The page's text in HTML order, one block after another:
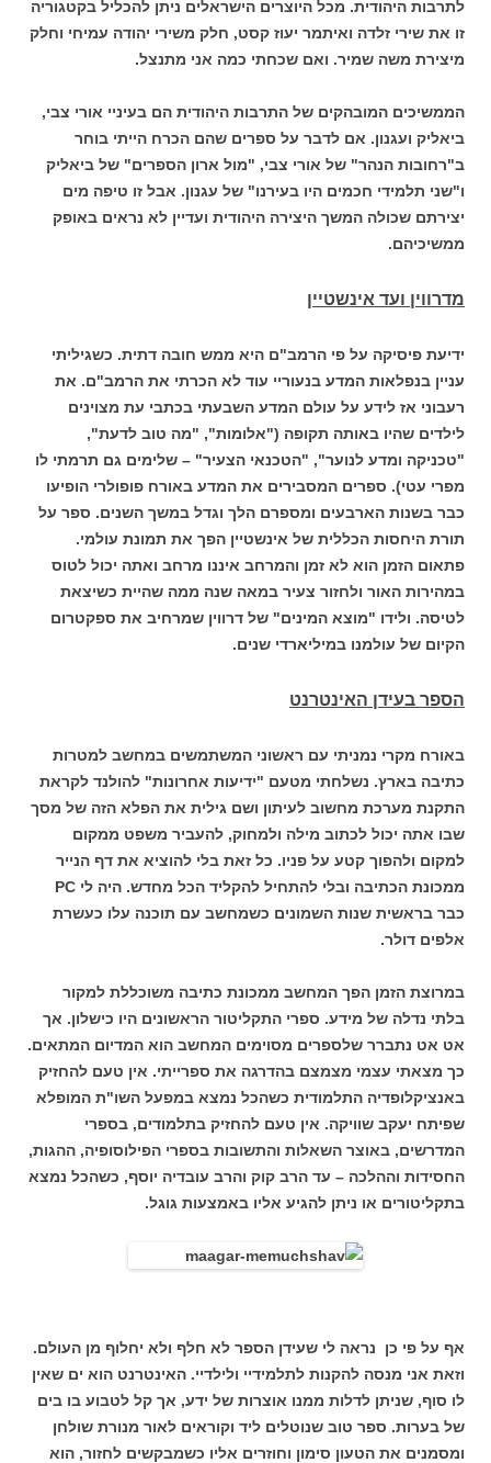
לתרבות היהודית. מכל היוצרים הישראלים ניתן להכליל בקטגוריה
זו את שירי זלדה ואיתמר יעוז קסט, חלק משירי יהודה עמיחי וחלק
מיצירת משה שמיר. ואם שכחתי כמה אני מתנצל.
הממשיכים המובהקים של התרבות היהודית הם בעיניי אורי צבי,
ביאליק ועגנון. אם לדבר על ספרים שהם הכרח הייתי בוחר
ב"רחובות הנהר" של אורי צבי, "מול ארון הספרים" של ביאליק
ו"שני תלמידי חכמים היו בעירנו" של עגנון. אבל זו טיפה מים
יצירתם שכולה המשך היצירה היהודית ועדיין לא נראים באופק
ממשיכיהם.
מדרווין ועד אינשטיין
ידיעת פיסיקה על פי הרמב"ם היא ממש חובה דתית. כשגיליתי
עניין בנפלאות המדע בנעוריי עוד לא הכרתי את הרמב"ם. את
רעבוני אז לידע על עולם המדע השבעתי בכתבי עת מצוינים
לילדים שהיו באותה תקופה ("אלומות", "מה טוב לדעת",
"טכניקה ומדע לנוער", "הטכנאי הצעיר" – שלימים גם תרמתי לו
מפרי עטי). ספרים המסבירים את המדע באורח פופולרי הופיעו
כבר בשנות הארבעים ומספרם הלך וגדל במשך השנים. ספר על
תורת היחסות הכללית של אינשטיין הפך את תמונת עולמי.
פתאום הזמן הוא לא זמן והמרחב איננו מרחב ואתה יכול לטוס
במהירות האור ולחזור צעיר במאה שנה ממה שהיית כשיצאת
לטיסה. ולידו "מוצא המינים" של דרווין שמרחיב את ספקטרום
הקיום של עולמנו במיליארדי שנים.
הספר בעידן האינטרנט
באורח מקרי נמניתי עם ראשוני המשתמשים במחשב למטרות
כתיבה בארץ. נשלחתי מטעם "ידיעות אחרונות" להולנד לקראת
התקנת מערכת מחשוב לעיתון ושם גילית את הפלא הזה של מסך
שבו אתה יכול לכתוב מילה ולמחוק, להעביר משפט ממקום
למקום ולהפוך קטע על פניו. כל זאת בלי להוציא את דף הנייר
ממכונת הכתיבה ובלי להתחיל להקליד הכל מחדש. היה לי PC
כבר בראשית שנות השמונים כשמחשב עם תוכנה עלו כעשרת
אלפים דולר.
במרוצת הזמן הפך המחשב ממכונת כתיבה משוכללת למקור
בלתי נדלה של מידע. ספרי התקליטור הראשונים היו כישלון. אך
אט אט נתברר שלספרים מסוימים המחשב הוא המדיום המתאים.
כך מצאתי עצמי מצמצם בהדרגה את ספרייתי. אין טעם להחזיק
באנציקלופדיה התלמודית כשהכל נמצא במפעל השו"ת המופלא
שפיתח יעקב שוויקה. אין טעם להחזיק בתלמודים, בספרי
המדרשים, באוצר השאלות והתשובות בספרי הפילוסופיה, ההגות,
החסידות וההלכה – עד הרב קוק והרב עובדיה יוסף, כשהכל נמצא
בתקליטורים או ניתן להגיע אליו באמצעות גוגל.
אף על פי כן נראה לי שעידן הספר לא חלף ולא יחלוף מן העולם.
וזאת אני מנסה להקנות לתלמידיי ולילדיי. האינטרנט הוא ים שאין
לו סוף, שניתן לדלות ממנו אוצרות של ידע, אך קל לטבוע בו בים
של בערות. ספר טוב שנוטלים ליד וקוראים לאור מנורת שולחן
ומסמנים את הטעון סימון וחוזרים אליו כשמבקשים לחזור, הוא